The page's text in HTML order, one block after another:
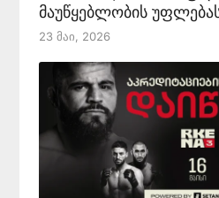
მაუწყებლობის
23 Მაი, 2026